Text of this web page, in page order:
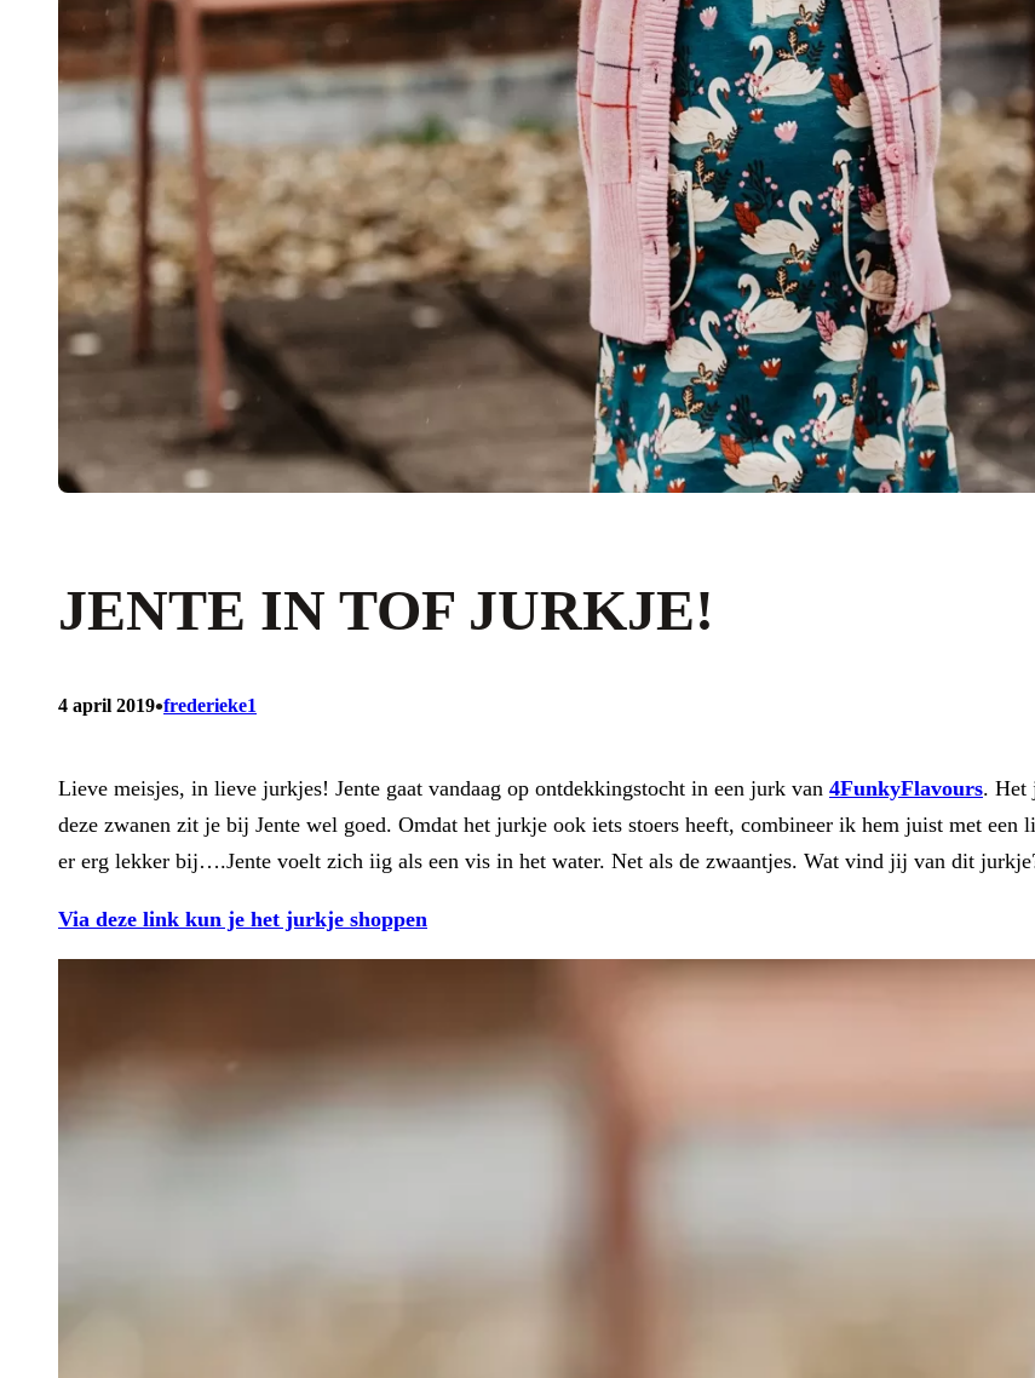
JENTE IN TOF JURKJE!
4 april 2019•frederieke1
Lieve meisjes, in lieve jurkjes! Jente gaat vandaag op ontdekkingstocht in een jurk van 4FunkyFlavours. Het
deze zwanen zit je bij Jente wel goed. Omdat het jurkje ook iets stoers heeft, combineer ik hem juist met
er erg lekker bij….Jente voelt zich iig als een vis in het water. Net als de zwaantjes. Wat vind jij van dit
Via deze link kun je het jurkje shoppen